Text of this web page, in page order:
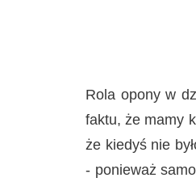
Rola opony w
faktu, że mamy
że kiedyś nie
- ponieważ